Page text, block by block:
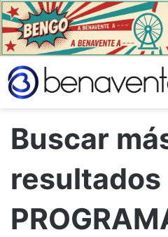
Buscar
resultados